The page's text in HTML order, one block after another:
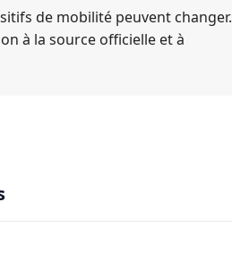
de mobilité peuvent changer.
à la source officielle et à